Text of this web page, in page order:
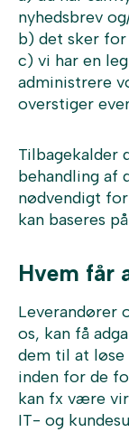
nyhedsbrev
b) det sker
c) vi har en
administrere
overstiger
Tilbagekalder
behandling af
nødvendigt
kan baseres
Hvem får
Leverandører
os, kan få
dem til at løse
inden for de
kan fx være
IT- og